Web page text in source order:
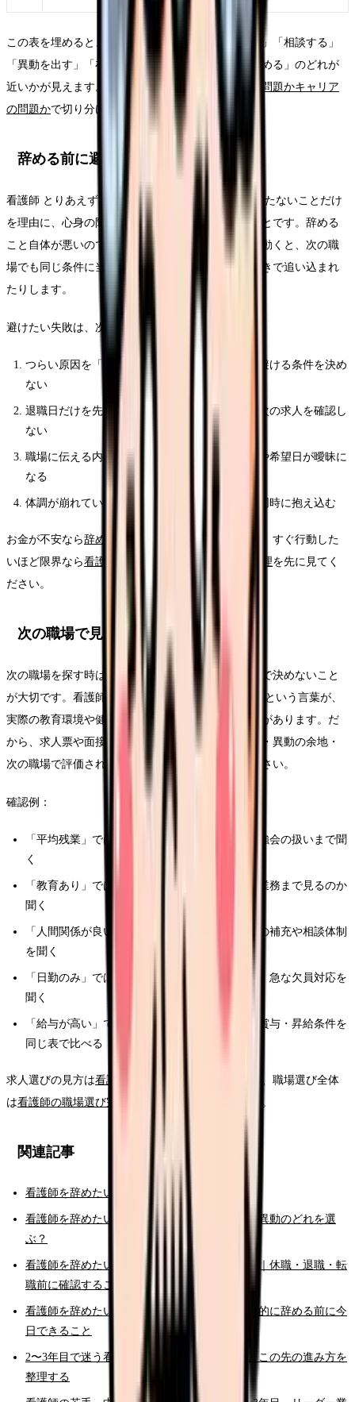
この表を埋めると、「今すぐ退職」ではなく「休む」「相談する」
「異動を出す」「在職転職を始める」「退職日を決める」のどれが
近いかが見えます。判断がつかない場合は、
職場の問題かキャリア
の問題かで切り分けてください。
辞める前に避けたい失敗
看護師 とりあえず3年で一番避けたいのは、3年に満たないことだけ
を理由に、心身の限界やハラスメントを無視することです。辞める
こと自体が悪いのではありません。準備不足のまま動くと、次の職
場でも同じ条件に当たったり、退職後のお金や手続きで追い込まれ
たりします。
避けたい失敗は、次の4つです。
つらい原因を「全部」として扱い、次の職場で避ける条件を決め
ない
退職日だけを先に決め、生活費・有休・保険・次の求人を確認し
ない
職場に伝える内容が感情だけになり、退職理由や希望日が曖昧に
なる
体調が崩れているのに、転職活動と退職交渉を同時に抱え込む
お金が不安なら辞めたいけどお金が不安な時の整理
、すぐ行動した
いほど限界なら看護師を今すぐ辞めたい時の行動整理を先に見てく
ださい。
次の職場で見るべき条件
次の職場を探す時は、今より良さそうな雰囲気だけで決めないこと
が大切です。看護師 とりあえず3年の背景には、3年という言葉が、
実際の教育環境や健康状態より優先されていることがあります。だ
から、求人票や面接では経験できる処置・教育体制・異動の余地・
次の職場で評価される経験を具体的に確認してください。
確認例：
「平均残業」ではなく、前残業・記録時間・勉強会の扱いまで聞
く
「教育あり」ではなく、誰が、どの期間、どの業務まで見るのか
聞く
「人間関係が良い」ではなく、退職者が出た時の補充や相談体制
を聞く
「日勤のみ」ではなく、オンコール、土日勤務、急な欠員対応を
聞く
「給与が高い」ではなく、夜勤回数・残業代・賞与・昇給条件を
同じ表で比べる
求人選びの見方は看護師の求人票チェックポイント
、職場選び全体
は看護師の職場選び完全ガイド でも整理しています。
関連記事
看護師を辞めたい時の完全ガイド
看護師を辞めたい時の判断基準｜転職・休職・異動のどれを選
ぶ？
看護師を辞めたいけどお金が不安な時の考え方｜休職・退職・転
職前に確認すること
看護師を辞めたいと強く思った時の初動｜衝動的に辞める前に今
日できること
2〜3年目で迷う看護師さんへ。成長の停滞感とこの先の進み方を
整理する